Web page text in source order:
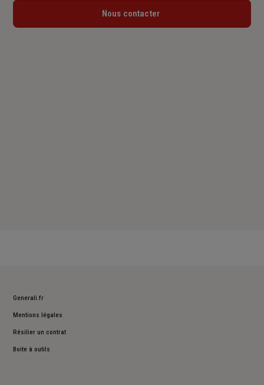
Lundi : 09h30 – 12h30 / 14h – 17h30
Nous contacter
Generali.fr
Mentions légales
Résilier un contrat
Boite à outils